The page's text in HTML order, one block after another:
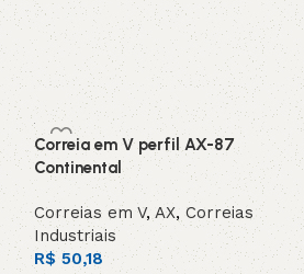
Correia em V perfil AX-87
Continental
Correias em V, AX, Correias
Industriais
R$50,18